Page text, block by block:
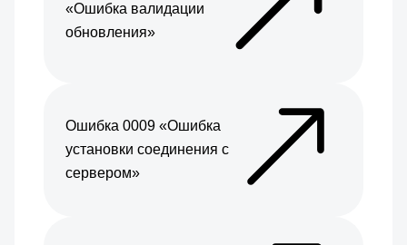
«Ошибка валидации
обновления»
Ошибка 0009 «Ошибка
установки соединения с
сервером»